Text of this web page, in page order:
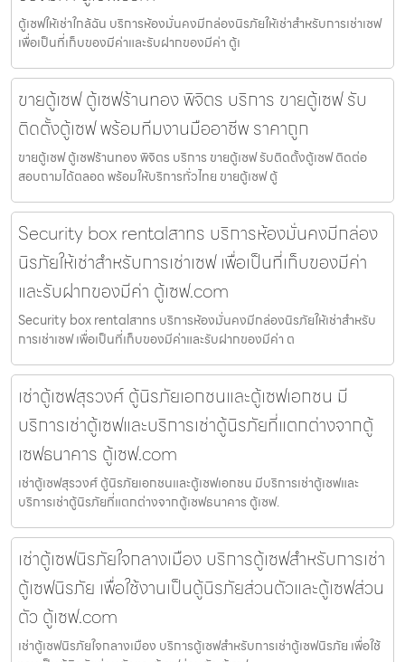
ตู้เซฟให้เช่าใกล้ฉัน บริการห้องมั่นคงมีกล่องนิรภัยให้เช่าสำหรับการเช่าเซฟ
เพื่อเป็นที่เก็บของมีค่าและรับฝากของมีค่า ตู้เ
ขายตู้เซฟ ตู้เซฟร้านทอง พิจิตร บริการ ขายตู้เซฟ รับ
ติดตั้งตู้เซฟ พร้อมทีมงานมืออาชีพ ราคาถูก
ขายตู้เซฟ ตู้เซฟร้านทอง พิจิตร บริการ ขายตู้เซฟ รับติดตั้งตู้เซฟ ติดต่อ
สอบถามได้ตลอด พร้อมให้บริการทั่วไทย ขายตู้เซฟ ตู้
Security box rentalสาทร บริการห้องมั่นคงมีกล่อง
นิรภัยให้เช่าสำหรับการเช่าเซฟ เพื่อเป็นที่เก็บของมีค่า
และรับฝากของมีค่า ตู้เซฟ.com
Security box rentalสาทร บริการห้องมั่นคงมีกล่องนิรภัยให้เช่าสำหรับ
การเช่าเซฟ เพื่อเป็นที่เก็บของมีค่าและรับฝากของมีค่า ต
เช่าตู้เซฟสุรวงศ์ ตู้นิรภัยเอกชนและตู้เซฟเอกชน มี
บริการเช่าตู้เซฟและบริการเช่าตู้นิรภัยที่แตกต่างจากตู้
เซฟธนาคาร ตู้เซฟ.com
เช่าตู้เซฟสุรวงศ์ ตู้นิรภัยเอกชนและตู้เซฟเอกชน มีบริการเช่าตู้เซฟและ
บริการเช่าตู้นิรภัยที่แตกต่างจากตู้เซฟธนาคาร ตู้เซฟ.
เช่าตู้เซฟนิรภัยใจกลางเมือง บริการตู้เซฟสำหรับการเช่า
ตู้เซฟนิรภัย เพื่อใช้งานเป็นตู้นิรภัยส่วนตัวและตู้เซฟส่วน
ตัว ตู้เซฟ.com
เช่าตู้เซฟนิรภัยใจกลางเมือง บริการตู้เซฟสำหรับการเช่าตู้เซฟนิรภัย เพื่อใช้